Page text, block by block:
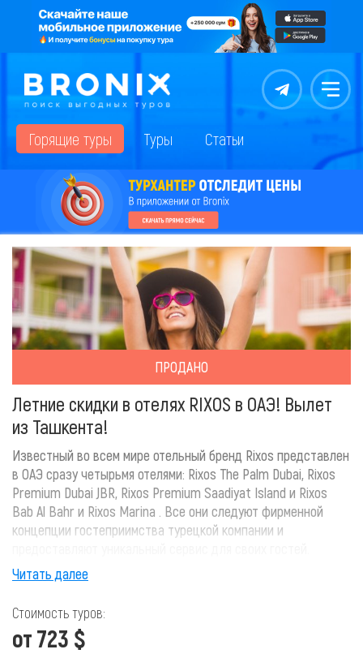
Контакты Меню
Горящие туры Туры Статьи
ПРОДАНО
Летние скидки в отелях RIXOS в ОАЭ! Вылет
из Ташкента!
Известный во всем мире отельный бренд Rixos представлен
в ОАЭ сразу четырьмя отелями: Rixos The Palm Dubai, Rixos
Premium Dubai JBR, Rixos Premium Saadiyat Island и Rixos
Bab Al Bahr и Rixos Marina . Все они следуют фирменной
концепции гостеприимства турецкой компании и
Объединенные Арабские Эмираты – территория роскошных
отелей, галерей бутиков, яркой ночной жизни и современной
архитектуры, ставшей визитной карточкой этой части
побережья Персидского залива. Туры в ОАЭ манят не только
безупречными пляжами и ласковым морем, но и
Читать далее
Стоимость туров:
от 723 $